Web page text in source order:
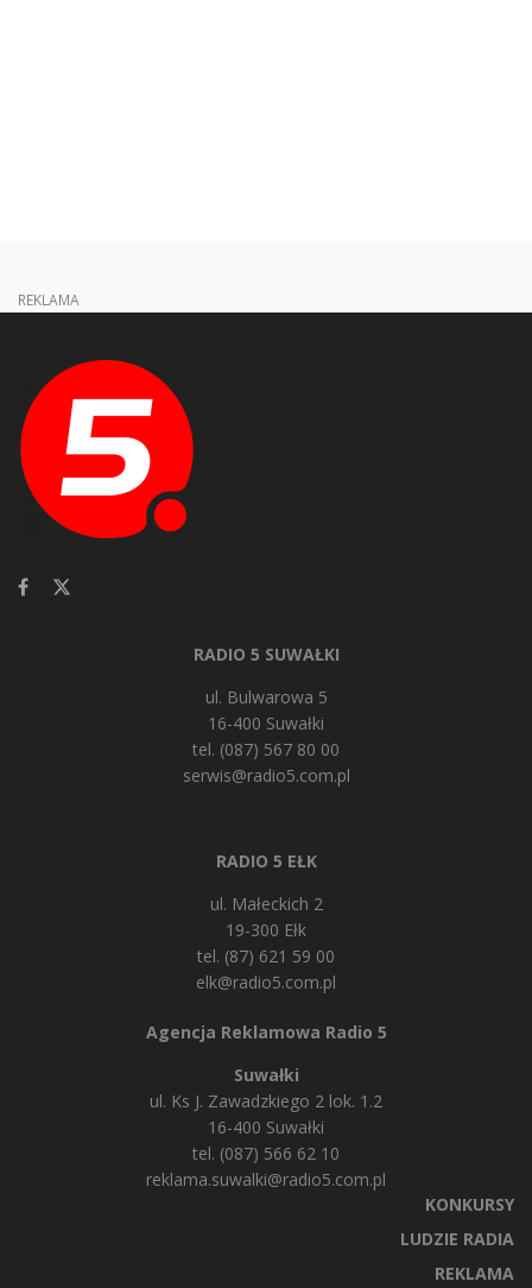
REKLAMA
RADIO 5 SUWAŁKI
ul. Bulwarowa 5
16-400 Suwałki
tel. (087) 567 80 00
serwis@radio5.com.pl
RADIO 5 EŁK
ul. Małeckich 2
19-300 Ełk
tel. (87) 621 59 00
elk@radio5.com.pl
Agencja Reklamowa Radio 5
Suwałki
ul. Ks J. Zawadzkiego 2 lok. 1.2
16-400 Suwałki
tel. (087) 566 62 10
reklama.suwalki@radio5.com.pl
KONKURSY
LUDZIE RADIA
REKLAMA